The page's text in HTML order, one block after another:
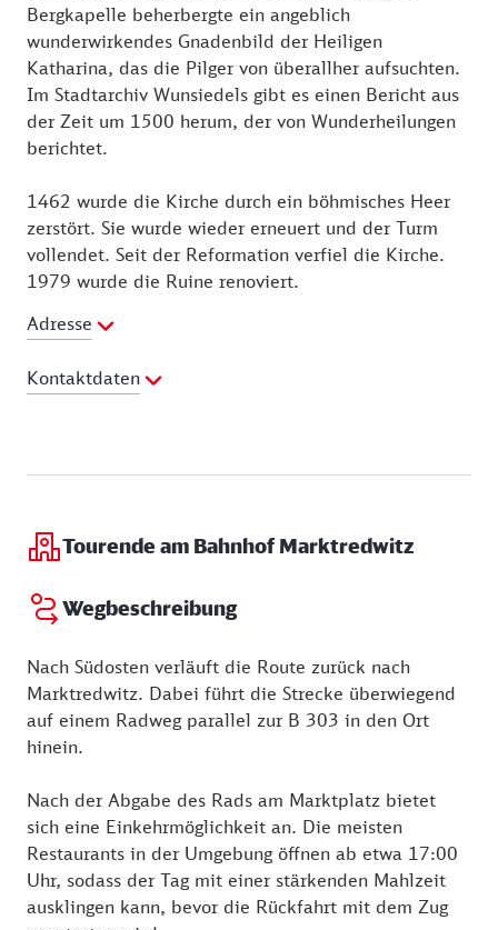
Bergkapelle beherbergte ein angeblich
wunderwirkendes Gnadenbild der Heiligen
Katharina, das die Pilger von überallher aufsuchten.
Im Stadtarchiv Wunsiedels gibt es einen Bericht aus
der Zeit um 1500 herum, der von Wunderheilungen
berichtet.
1462 wurde die Kirche durch ein böhmisches Heer
zerstört. Sie wurde wieder erneuert und der Turm
vollendet. Seit der Reformation verfiel die Kirche.
1979 wurde die Ruine renoviert.
Adresse
Kontaktdaten
katharinenberg/
Tourende am Bahnhof Marktredwitz
Wegbeschreibung
Nach Südosten verläuft die Route zurück nach
Marktredwitz. Dabei führt die Strecke überwiegend
auf einem Radweg parallel zur B 303 in den Ort
hinein.
Nach der Abgabe des Rads am Marktplatz bietet
sich eine Einkehrmöglichkeit an. Die meisten
Restaurants in der Umgebung öffnen ab etwa 17:00
Uhr, sodass der Tag mit einer stärkenden Mahlzeit
ausklingen kann, bevor die Rückfahrt mit dem Zug